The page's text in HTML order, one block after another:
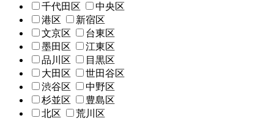
千代田区
中央区
港区
新宿区
文京区
台東区
墨田区
江東区
品川区
目黒区
大田区
世田谷区
渋谷区
中野区
杉並区
豊島区
北区
荒川区